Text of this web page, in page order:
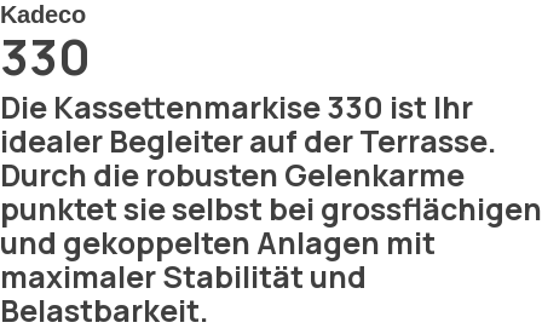
Kadeco
330
Die Kassettenmarkise 330 ist Ihr
idealer Begleiter auf der Terrasse.
Durch die robusten Gelenkarme
punktet sie selbst bei grossflächigen
und gekoppelten Anlagen mit
maximaler Stabilität und
Belastbarkeit.